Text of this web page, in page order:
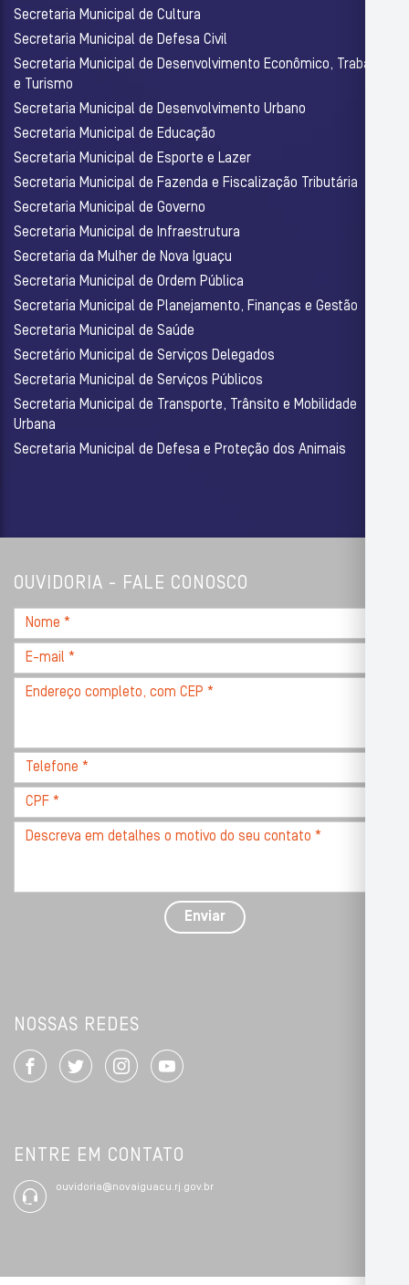
Secretaria Municipal de Cultura
Secretaria Municipal de Defesa Civil
Secretaria Municipal de Desenvolvimento Econômico, Trabalho
e Turismo
Secretaria Municipal de Desenvolvimento Urbano
Secretaria Municipal de Educação
Secretaria Municipal de Esporte e Lazer
Secretaria Municipal de Fazenda e Fiscalização Tributária
Secretaria Municipal de Governo
Secretaria Municipal de Infraestrutura
Secretaria da Mulher de Nova Iguaçu
Secretaria Municipal de Ordem Pública
Secretaria Municipal de Planejamento, Finanças e Gestão
Secretaria Municipal de Saúde
Secretário Municipal de Serviços Delegados
Secretaria Municipal de Serviços Públicos
Secretaria Municipal de Transporte, Trânsito e Mobilidade
Urbana
Secretaria Municipal de Defesa e Proteção dos Animais
OUVIDORIA - FALE CONOSCO
Nome
*
E-
mail
Endereço
CEP
Telefone
*
CPF
*
Descreva
com
Enviar
NOSSAS REDES
ENTRE EM CONTATO
ouvidoria@novaiguacu.rj.gov.br